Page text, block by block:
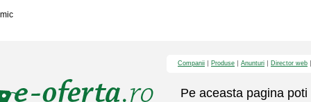
mic
Companii Produse Anunturi Director web
Pe aceasta pagina poti